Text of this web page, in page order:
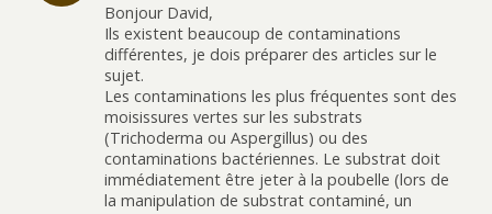
Bonjour David,
Ils existent beaucoup de contaminations
différentes, je dois préparer des articles sur le
sujet.
Les contaminations les plus fréquentes sont des
moisissures vertes sur les substrats
(Trichoderma ou Aspergillus) ou des
contaminations bactériennes. Le substrat doit
immédiatement être jeter à la poubelle (lors de
la manipulation de substrat contaminé, un